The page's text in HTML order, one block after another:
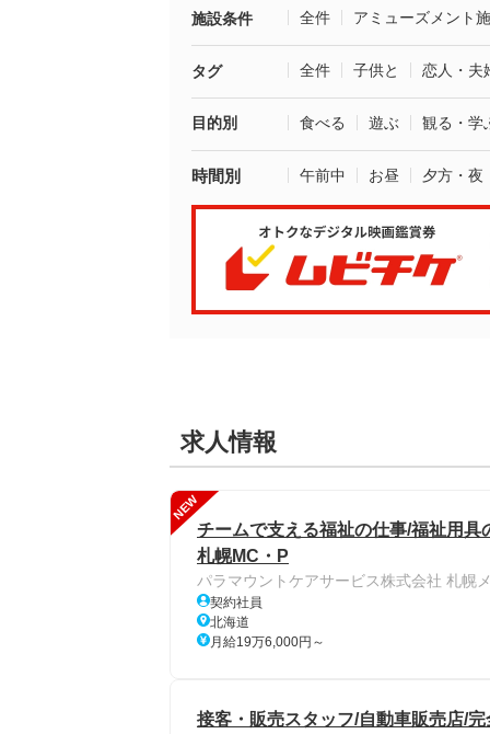
施設条件 全件 アミューズメント
タグ 全件 子供と 恋人・夫
目的別 食べる 遊ぶ 観る・学
時間別 午前中 お昼 夕方・夜
求人情報
NEW
チームで支える福祉の仕事/福祉用
札幌MC・P
パラマウントケアサービス株式会社 札幌
契約社員
北海道
月給19万6,000円～
接客・販売スタッフ/自動車販売店/